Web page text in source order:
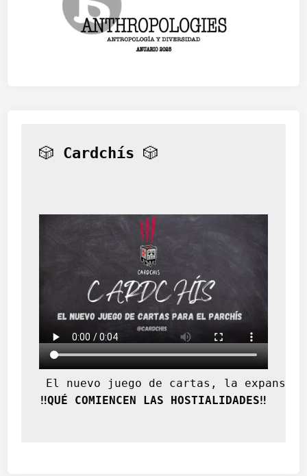
🎲 Cardchís 🎲
El nuevo juego de cartas, la
‼️QUÉ COMIENCEN LAS HOSTIALIDADES‼️